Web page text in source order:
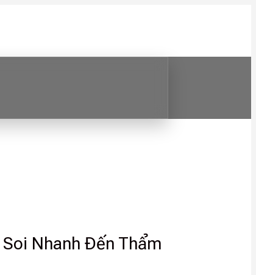
Nhanh Đến Thẩm